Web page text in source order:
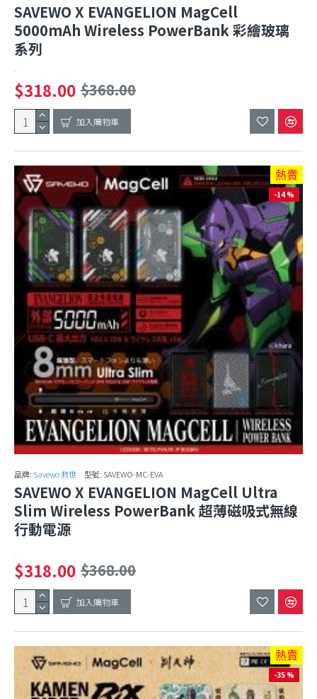
SAVEWO X EVANGELION MagCell
5000mAh Wireless PowerBank 彩繪玻璃
系列
..
$318.00 $368.00
加入購物車
熱賣
-14 %
品牌: Savewo 救世 型號: SAVEWO-MC-EVA
SAVEWO X EVANGELION MagCell Ultra
Slim Wireless PowerBank 超薄磁吸式無線
行動電源
..
$318.00 $368.00
加入購物車
熱賣
-35 %